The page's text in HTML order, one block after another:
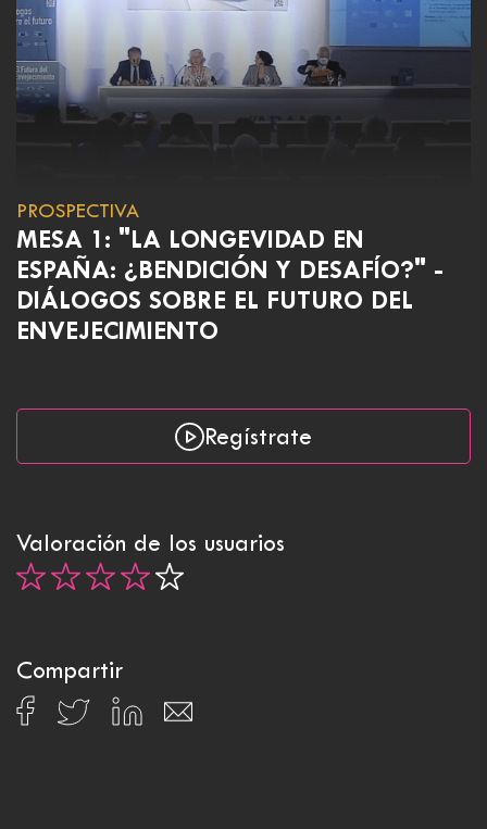
PROSPECTIVA
MESA 1: "LA LONGEVIDAD EN
ESPAÑA: ¿BENDICIÓN Y DESAFÍO?" -
DIÁLOGOS SOBRE EL FUTURO DEL
ENVEJECIMIENTO
Regístrate
Valoración de los usuarios
Compartir